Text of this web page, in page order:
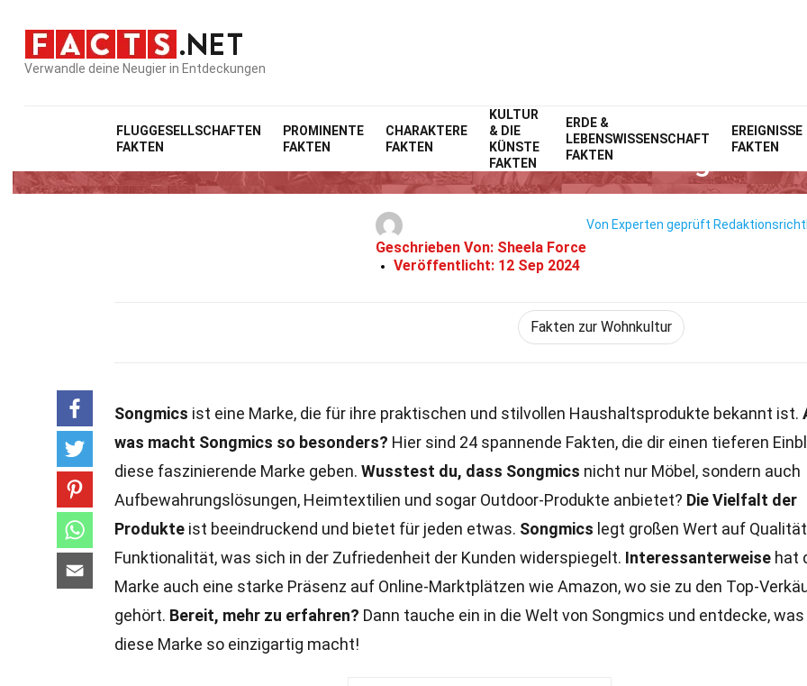
Verwandle deine Neugier in Entdeckungen
FLUGGESELLSCHAFTEN
FAKTEN
PROMINENTE
FAKTEN
CHARAKTERE
FAKTEN
KULTUR
& DIE
KÜNSTE
FAKTEN
ERDE &
LEBENSWISSENSCHAFT
FAKTEN
EREIGNISSE
FAKTEN
Home Lebensstil
24 Fakten Über Songmics
Geschrieben Von: Sheela Force
Veröffentlicht: 12 Sep 2024
Von Experten geprüft
Fakten zur Wohnkultur
Songmics ist eine Marke, die für ihre praktischen und stilvollen Haushaltsprodukte bekannt ist.
was macht Songmics so besonders? Hier sind 24 spannende Fakten, die dir einen tieferen
diese faszinierende Marke geben. Wusstest du, dass Songmics nicht nur Möbel, sondern auch
Aufbewahrungslösungen, Heimtextilien und sogar Outdoor-Produkte anbietet? Die Vielfalt der
Produkte ist beeindruckend und bietet für jeden etwas. Songmics legt großen Wert auf
Funktionalität, was sich in der Zufriedenheit der Kunden widerspiegelt. Interessanterweise hat
Marke auch eine starke Präsenz auf Online-Marktplätzen wie Amazon, wo sie zu den Top-
gehört. Bereit, mehr zu erfahren? Dann tauche ein in die Welt von Songmics und entdecke, was
diese Marke so einzigartig macht!